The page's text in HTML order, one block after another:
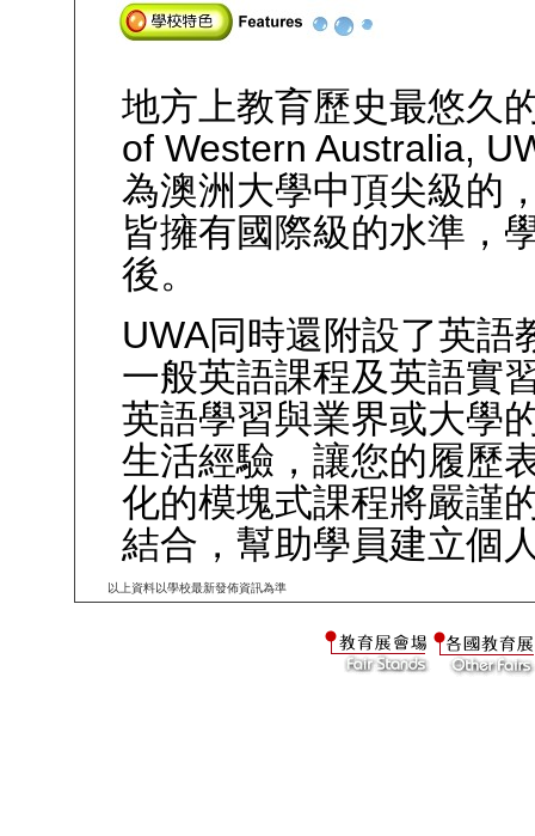
地方上教育歷史最悠久
of Western Australia,
為澳洲大學中頂尖級的
皆擁有國際級的水準，
後。
UWA同時還附設了英語
一般英語課程及英語實
英語學習與業界或大學
生活經驗，讓您的履歷
化的模塊式課程將嚴謹
結合，幫助學員建立個
以上資料以學校最新發佈資訊為準